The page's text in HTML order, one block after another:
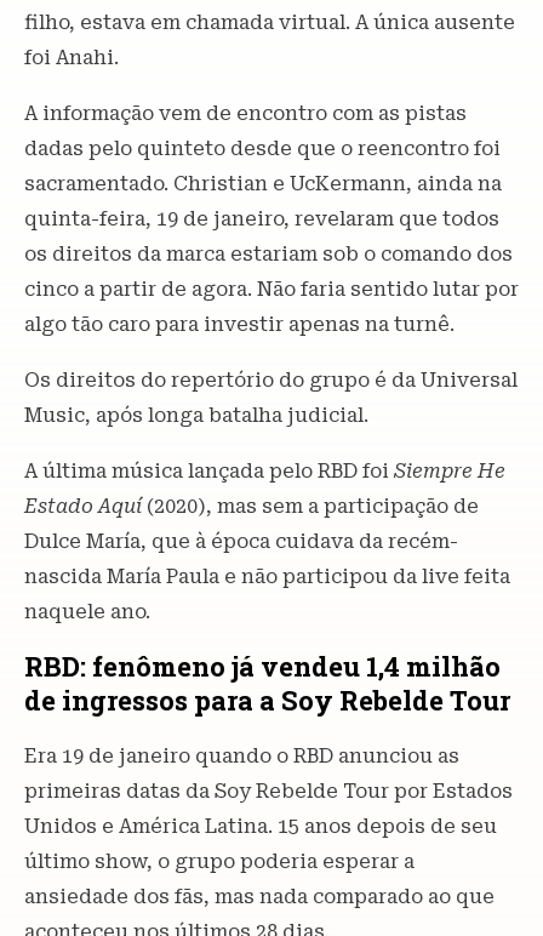
filho, estava em chamada virtual. A única ausente
foi Anahi.
A informação vem de encontro com as pistas
dadas pelo quinteto desde que o reencontro foi
sacramentado. Christian e UcKermann, ainda na
quinta-feira, 19 de janeiro, revelaram que todos
os direitos da marca estariam sob o comando dos
cinco a partir de agora. Não faria sentido lutar por
algo tão caro para investir apenas na turnê.
Os direitos do repertório do grupo é da Universal
Music, após longa batalha judicial.
A última música lançada pelo RBD foi Siempre He
Estado Aquí (2020), mas sem a participação de
Dulce María, que à época cuidava da recém-
nascida María Paula e não participou da live feita
naquele ano.
RBD: fenômeno já vendeu 1,4 milhão
de ingressos para a Soy Rebelde Tour
Era 19 de janeiro quando o RBD anunciou as
primeiras datas da Soy Rebelde Tour por Estados
Unidos e América Latina. 15 anos depois de seu
último show, o grupo poderia esperar a
ansiedade dos fãs, mas nada comparado ao que